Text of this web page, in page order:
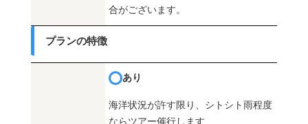
合がございます。
プランの特徴
あり
海洋状況が許す限り、シトシト雨程度
ならツアー催行します